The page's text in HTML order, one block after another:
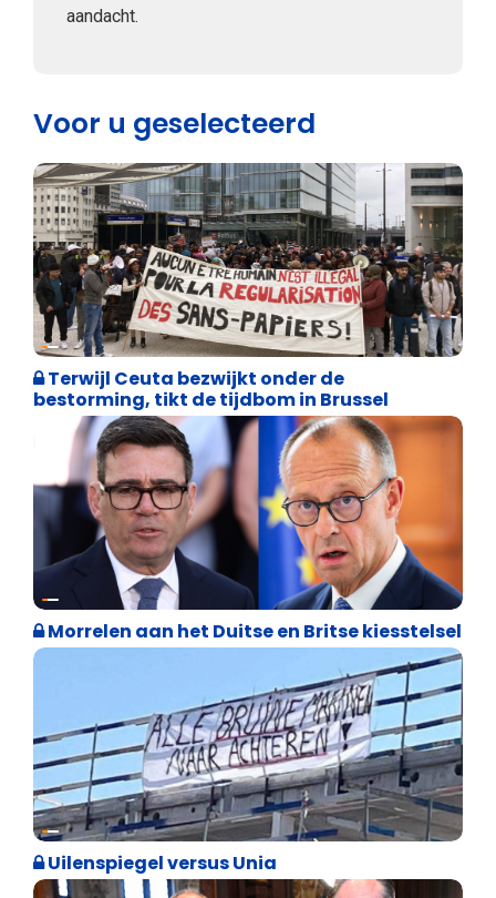
aandacht.
Voor u geselecteerd
Asiel en Migratie
Terwijl Ceuta bezwijkt onder de
bestorming, tikt de tijdbom in Brussel
Internationale politiek
Morrelen aan het Duitse en Britse kiesstelsel
Cultuuroorlog
Uilenspiegel versus Unia